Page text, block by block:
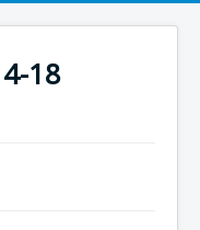
18